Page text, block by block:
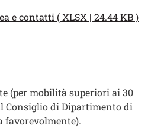
e contatti ( XLSX | 24.44 KB )
(per mobilità superiori ai 30
Consiglio di Dipartimento di
favorevolmente).